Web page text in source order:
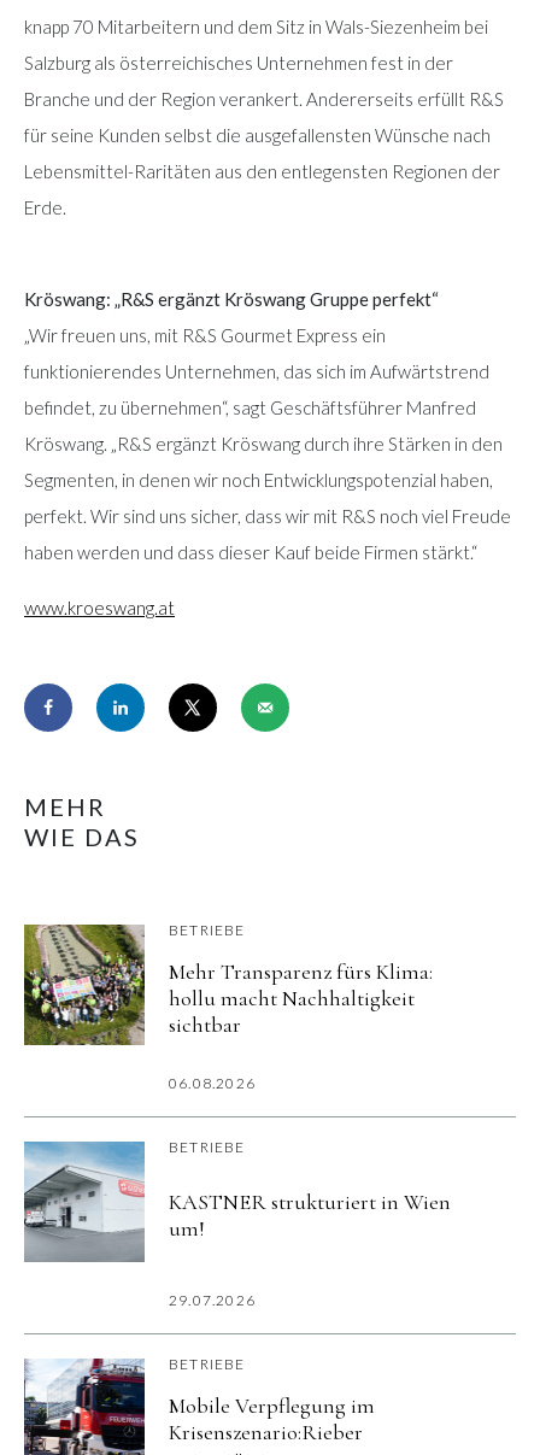
knapp 70 Mitarbeitern und dem Sitz in Wals-Siezenheim bei
Salzburg als österreichisches Unternehmen fest in der
Branche und der Region verankert. Andererseits erfüllt R&S
für seine Kunden selbst die ausgefallensten Wünsche nach
Lebensmittel-Raritäten aus den entlegensten Regionen der
Erde.
Kröswang: „R&S ergänzt Kröswang Gruppe perfekt“
„Wir freuen uns, mit R&S Gourmet Express ein
funktionierendes Unternehmen, das sich im Aufwärtstrend
befindet, zu übernehmen“, sagt Geschäftsführer Manfred
Kröswang. „R&S ergänzt Kröswang durch ihre Stärken in den
Segmenten, in denen wir noch Entwicklungspotenzial haben,
perfekt. Wir sind uns sicher, dass wir mit R&S noch viel Freude
haben werden und dass dieser Kauf beide Firmen stärkt.“
www.kroeswang.at
MEHR
WIE DAS
BETRIEBE
Mehr Transparenz fürs Klima:
hollu macht Nachhaltigkeit
sichtbar
06.08.2026
BETRIEBE
KASTNER strukturiert in Wien
um!
29.07.2026
BETRIEBE
Mobile Verpflegung im
Krisenszenario:Rieber